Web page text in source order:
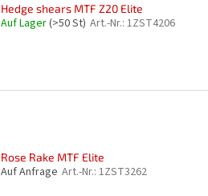
Hedge shears MTF Z20 Elite
Auf Lager(>50 St) Art.-Nr.: 1ZST4206
Rose Rake MTF Elite
Auf Anfrage Art.-Nr.: 1ZST3262